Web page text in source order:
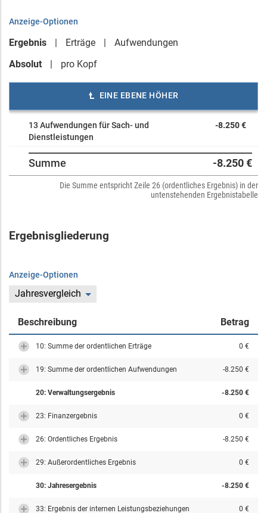
Anzeige-Optionen
Ergebnis Erträge
Aufwendungen
Absolut
pro Kopf
EINE EBENE HÖHER
13 Aufwendungen für Sach- und
Dienstleistungen
-8.250 €
Summe -8.250 €
Die Summe entspricht Zeile 26 (ordentliches Ergebnis) in der
untenstehenden Ergebnistabelle
Ergebnisgliederung
Anzeige-Optionen
Jahresvergleich
Beschreibung Betrag
10: Summe der ordentlichen Erträge 0 €
19: Summe der ordentlichen Aufwendungen -8.250 €
20: Verwaltungsergebnis -8.250 €
23: Finanzergebnis 0 €
26: Ordentliches Ergebnis -8.250 €
29: Außerordentliches Ergebnis 0 €
30: Jahresergebnis -8.250 €
33: Ergebnis der internen Leistungsbeziehungen 0 €